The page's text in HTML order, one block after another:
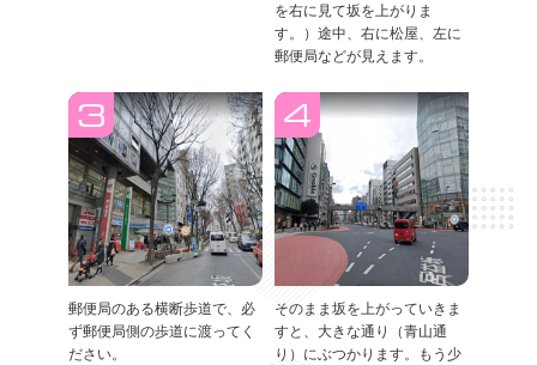
を右に見て坂を上がりま
す。）途中、右に松屋、左に
郵便局などが見えます。
郵便局のある横断歩道で、必
ず郵便局側の歩道に渡ってく
ださい。
そのまま坂を上がっていきま
すと、大きな通り（青山通
り）にぶつかります。もう少